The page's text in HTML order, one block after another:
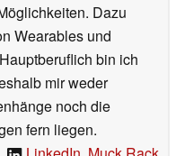
Dazu
Wearables und
bin ich
mir weder
noch die
fern liegen.